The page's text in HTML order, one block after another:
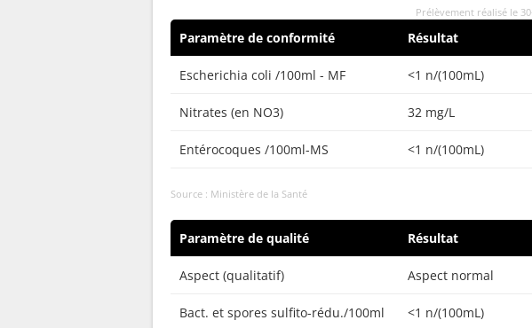
Prélèvement réalisé le
Paramètre de conformité Résultat
Escherichia coli /100ml - MF <1 n/(100mL)
Nitrates (en NO3) 32 mg/L
Entérocoques /100ml-MS <1 n/(100mL)
Source : Ministère de la Santé
Paramètre de qualité Résultat
Aspect (qualitatif) Aspect normal
Bact. et spores sulfito-rédu./100ml <1 n/(100mL)